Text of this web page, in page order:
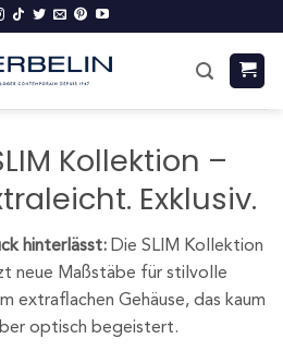
Kollektion –
Exklusiv.
hinterlässt: Die SLIM Kollektion
neue Maßstäbe für stilvolle
extraflachen Gehäuse, das kaum
optisch begeistert.